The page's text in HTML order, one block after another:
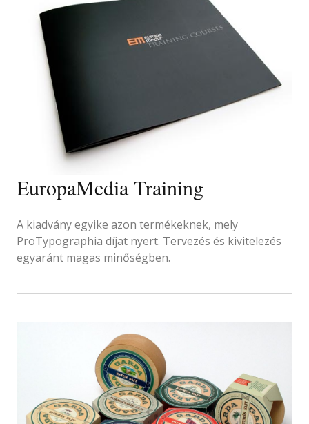
EuropaMedia Training
A kiadvány egyike azon termékeknek, mely
ProTypographia díjat nyert. Tervezés és kivitelezés
egyaránt magas minőségben.